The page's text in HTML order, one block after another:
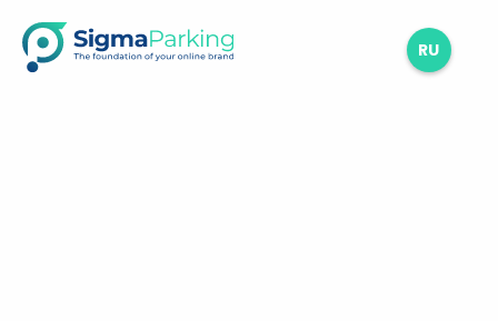
RU